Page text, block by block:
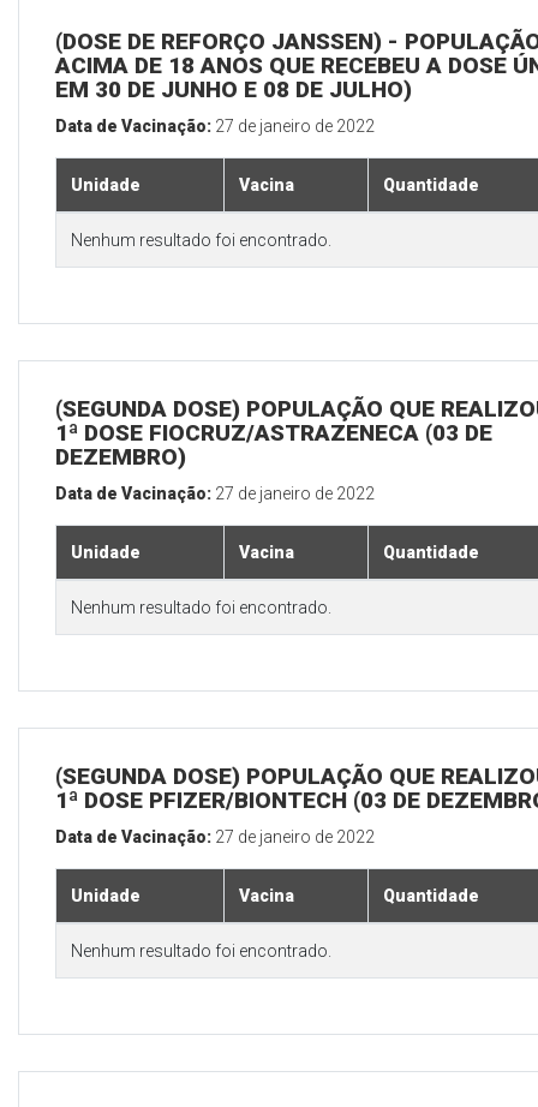
(DOSE DE REFORÇO JANSSEN) -
ACIMA DE 18 ANOS QUE RECEBEU A DOSE
EM 30 DE JUNHO E 08 DE JULHO)
Data de Vacinação: 27 de janeiro de 2022
Unidade Vacina Quantidade
Nenhum resultado foi encontrado.
(SEGUNDA DOSE) POPULAÇÃO QUE
1ª DOSE FIOCRUZ/ASTRAZENECA (03 DE
DEZEMBRO)
Data de Vacinação: 27 de janeiro de 2022
Unidade Vacina Quantidade
Nenhum resultado foi encontrado.
(SEGUNDA DOSE) POPULAÇÃO QUE
1ª DOSE PFIZER/BIONTECH (03 DE
Data de Vacinação: 27 de janeiro de 2022
Unidade Vacina Quantidade
Nenhum resultado foi encontrado.